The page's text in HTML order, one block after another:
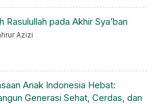
Rasulullah pada Akhir Sya’ban
Azizi
Anak Indonesia Hebat:
Generasi Sehat, Cerdas, dan